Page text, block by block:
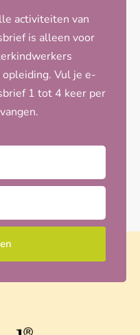
activiteiten van
is alleen voor
Vul je e-
1 tot 4 keer per